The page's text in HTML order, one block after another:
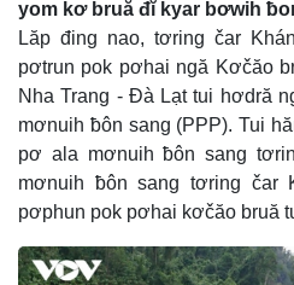
yom kơ bruă đĭ kyar bơwih
Lăp đing nao, tơring čar
pơtrun pok pơhai ngă Kơčăo
Nha Trang - Đà Lạt tui hơdră
mơnuih ƀôn sang (PPP). Tui
pơ ala mơnuih ƀôn sang
mơnuih ƀôn sang tơring čar
pơphun pok pơhai kơčăo bruă